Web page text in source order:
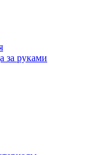
за руками